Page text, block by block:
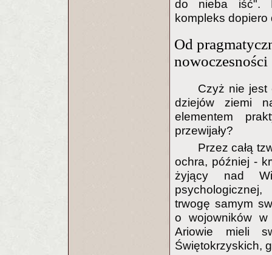
do nieba iść".
kompleks dopiero
Od
nowoczesności
Czyż nie jest
dziejów ziemi
elementem
przewijały?
Przez całą
ochra, później -
żyjący nad
trwogę samym
o wojowników w
Ariowie mieli
Świętokrzyskich,